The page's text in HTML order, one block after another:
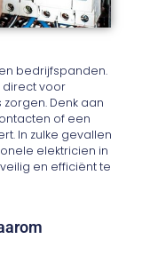
bedrijfspanden.
direct voor
Denk aan
of een
In zulke gevallen
elektricien in
en efficiënt te